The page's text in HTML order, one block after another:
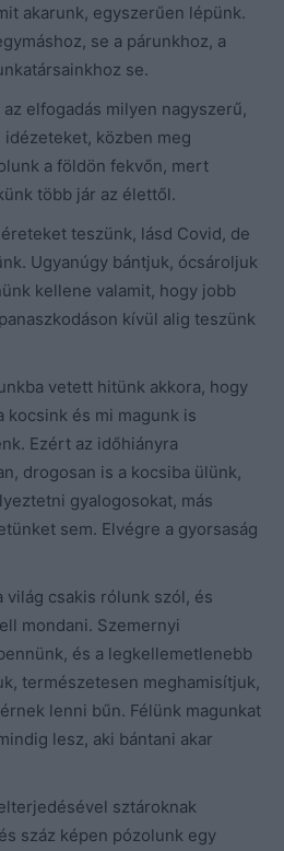
akarunk, egyszerűen lépünk.
se a párunkhoz, a
se.
elfogadás milyen nagyszerű,
közben meg
a földön fekvőn, mert
több jár az élettől.
teszünk, lásd Covid, de
Ugyanúgy bántjuk, ócsároljuk
kellene valamit, hogy jobb
kívül alig teszünk
vetett hitünk akkora, hogy
kocsink és mi magunk is
Ezért az időhiányra
drogosan is a kocsiba ülünk,
gyalogosokat, más
sem. Elvégre a gyorsaság
világ csakis rólunk szól, és
mondani. Szemernyi
és a legkellemetlenebb
természetesen meghamisítjuk,
lenni bűn. Félünk magunkat
lesz, aki bántani akar
sztároknak
száz képen pózolunk egy